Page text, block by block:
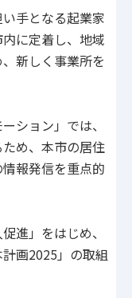
手となる起業家
に定着し、地域
新しく事業所を
ション」では、
め、本市の居住
報発信を重点的
進」をはじめ、
画2025」の取組